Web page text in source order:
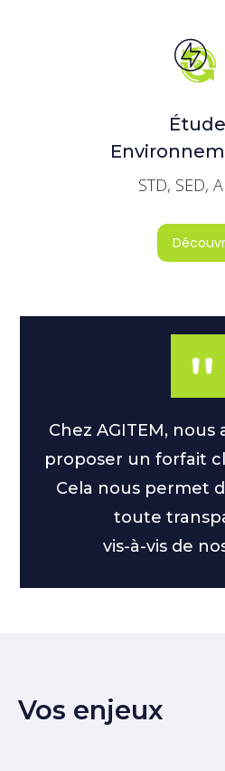
STD, SED,
Chez AGITEM, nous
proposer un forfait
Cela nous permet
toute
vis-à-vis de
Vos enjeux